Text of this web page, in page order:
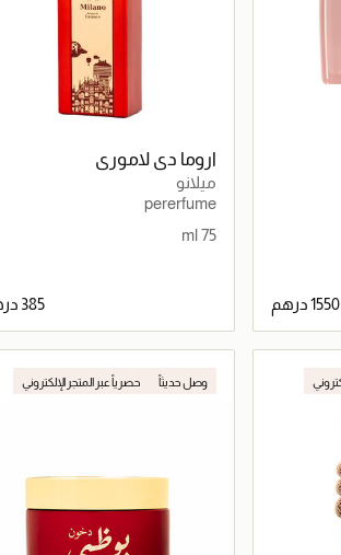
اروما دي لاموري
ميلانو
pererfume
75 ml
⁦385⁩ درهم
جاري تحميل التفاصيل
وصل حديثاً حصرياً عبر المتجر الإلكتروني